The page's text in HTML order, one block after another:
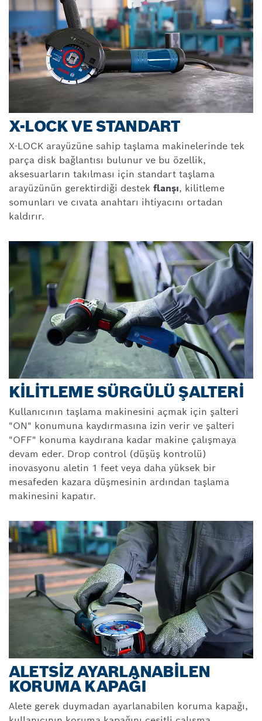
X-LOCK VE STANDART
X-LOCK arayüzüne sahip taşlama makinelerinde tek
parça disk bağlantısı bulunur ve bu özellik,
aksesuarların takılması için standart taşlama
arayüzünün gerektirdiği destek flanşı, kilitleme
somunları ve cıvata anahtarı ihtiyacını ortadan
kaldırır.
KILITLEME SÜRGÜLÜ ŞALTERI
Kullanıcının taşlama makinesini açmak için şalteri
"ON" konumuna kaydırmasına izin verir ve şalteri
"OFF" konuma kaydırana kadar makine çalışmaya
devam eder. Drop control (düşüş kontrolü)
inovasyonu aletin 1 feet veya daha yüksek bir
mesafeden kazara düşmesinin ardından taşlama
makinesini kapatır.
ALETSIZ AYARLANABILEN
KORUMA KAPAĞI
Alete gerek duymadan ayarlanabilen koruma kapağı,